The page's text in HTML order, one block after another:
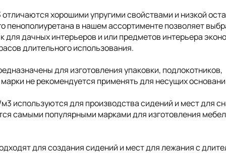
хорошими упругими свойствами и низкой
пенополиуретана в нашем ассортименте позволяет
для дачных интерьеров и или предметов интерьера
длительного использования.
для изготовления упаковки, подлокотников,
не рекомендуется применять для несущих
используются для производства сидений и мест для
самыми популярными марками для изготовления
для создания сидений и мест для лежания с